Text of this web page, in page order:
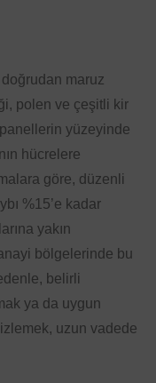
maruz
polen ve çeşitli kir
yüzeyinde
hücrelere
göre, düzenli
%15’e kadar
yakın
bölgelerinde bu
belirli
ya da uygun
uzun vadede